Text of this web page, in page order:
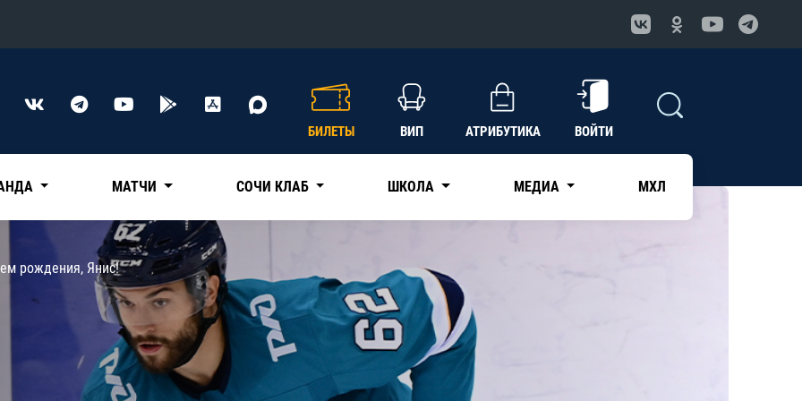
Конференция «Восток»
Нефтехимик
Трактор
Дивизион Чернышева
Адмирал
БИЛЕТЫ ВИП АТРИБУТИКА ВОЙТИ
МАТЧИ СОЧИ КЛАБ ШКОЛА МЕДИА МХЛ
рождения, Янис!